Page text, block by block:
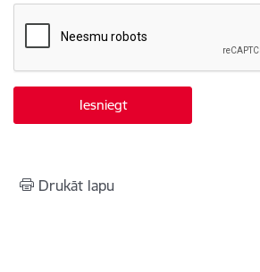
Drukāt lapu